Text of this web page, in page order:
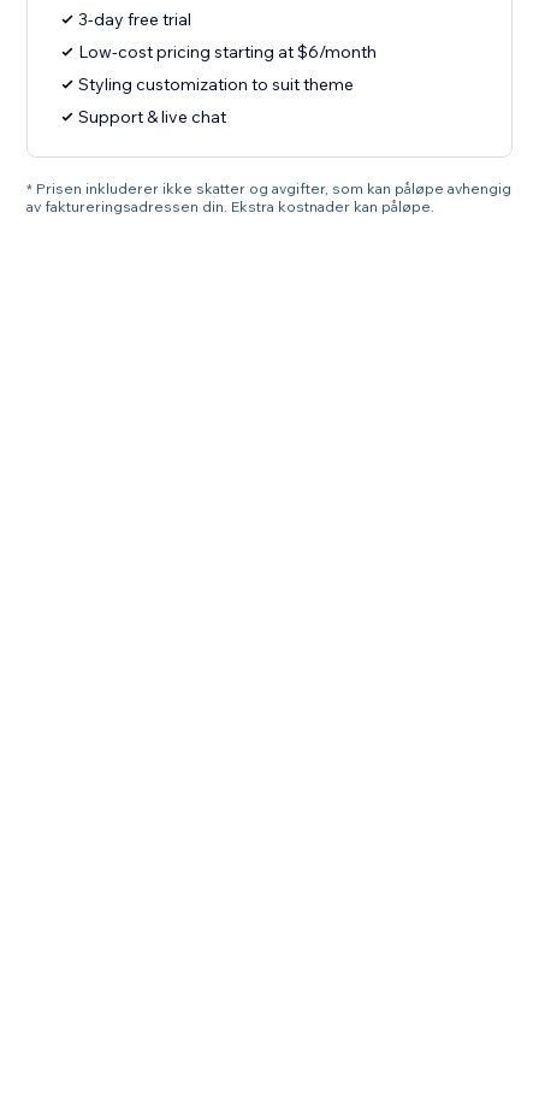
3-day free trial
Low-cost pricing starting at $6/month
Styling customization to suit theme
Support & live chat
* Prisen inkluderer ikke skatter og avgifter, som kan påløpe avhengig
av faktureringsadressen din. Ekstra kostnader kan påløpe.